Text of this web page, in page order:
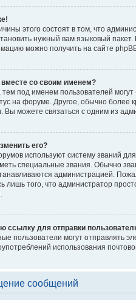
этого состоят в том, что
нужный вам языковый
можно получить на сайте
вместе со своим именем?
под именем пользователей
на форуме. Другое, обычно более
можете связаться с одним из
его?
используют систему званий
специальные звания. Обычно
администрацией.
лишь того, что администратор
ссылку для отправки
пользователи могут
использования
сообщений